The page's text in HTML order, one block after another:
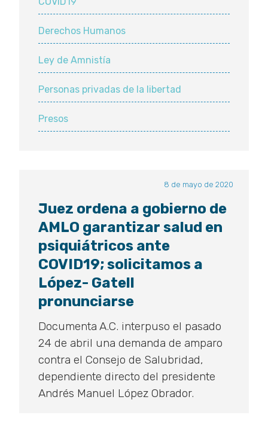
Derechos Humanos
Ley de Amnistía
Personas privadas de la libertad
Presos
8 de mayo de 2020
Juez ordena a gobierno de
AMLO garantizar salud en
psiquiátricos ante
COVID19; solicitamos a
López- Gatell
pronunciarse
Documenta A.C. interpuso el pasado
24 de abril una demanda de amparo
contra el Consejo de Salubridad,
dependiente directo del presidente
Andrés Manuel López Obrador.